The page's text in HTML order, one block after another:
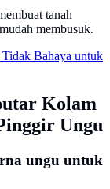
tanah
membusuk.
Bahaya untuk
Kolam
Ungu
ungu untuk